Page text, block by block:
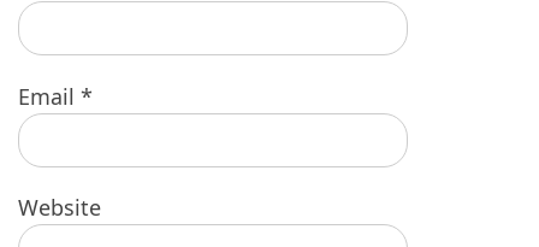
Email *
Website